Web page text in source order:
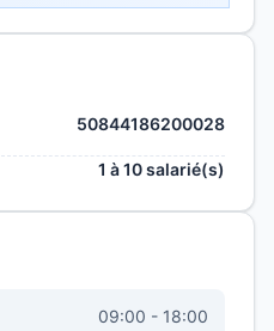
50844186200028
1 à 10 salarié(s)
09:00 - 18:00